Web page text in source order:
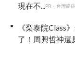
現在不...PR・台灣癌
《梨泰院Class
了！周興哲神還